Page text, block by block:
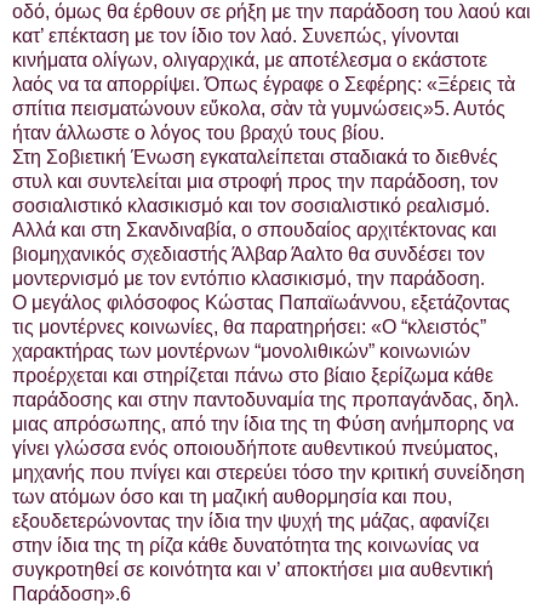
οδό, όμως θα έρθουν σε ρήξη με την παράδοση του λαού και
κατ’ επέκταση με τον ίδιο τον λαό. Συνεπώς, γίνονται
κινήματα ολίγων, ολιγαρχικά, με αποτέλεσμα ο εκάστοτε
λαός να τα απορρίψει. Όπως έγραφε ο Σεφέρης: «Ξέρεις τὰ
σπίτια πεισματώνουν εὔκολα, σὰν τὰ γυμνώσεις»5. Αυτός
ήταν άλλωστε ο λόγος του βραχύ τους βίου.
Στη Σοβιετική Ένωση εγκαταλείπεται σταδιακά το διεθνές
στυλ και συντελείται μια στροφή προς την παράδοση, τον
σοσιαλιστικό κλασικισμό και τον σοσιαλιστικό ρεαλισμό.
Αλλά και στη Σκανδιναβία, ο σπουδαίος αρχιτέκτονας και
βιομηχανικός σχεδιαστής Άλβαρ Άαλτο θα συνδέσει τον
μοντερνισμό με τον εντόπιο κλασικισμό, την παράδοση.
Ο μεγάλος φιλόσοφος Κώστας Παπαϊωάννου, εξετάζοντας
τις μοντέρνες κοινωνίες, θα παρατηρήσει: «Ο “κλειστός”
χαρακτήρας των μοντέρνων “μονολιθικών” κοινωνιών
προέρχεται και στηρίζεται πάνω στο βίαιο ξερίζωμα κάθε
παράδοσης και στην παντοδυναμία της προπαγάνδας, δηλ.
μιας απρόσωπης, από την ίδια της τη Φύση ανήμπορης να
γίνει γλώσσα ενός οποιουδήποτε αυθεντικού πνεύματος,
μηχανής που πνίγει και στερεύει τόσο την κριτική συνείδηση
των ατόμων όσο και τη μαζική αυθορμησία και που,
εξουδετερώνοντας την ίδια την ψυχή της μάζας, αφανίζει
στην ίδια της τη ρίζα κάθε δυνατότητα της κοινωνίας να
συγκροτηθεί σε κοινότητα και ν’ αποκτήσει μια αυθεντική
Παράδοση».6